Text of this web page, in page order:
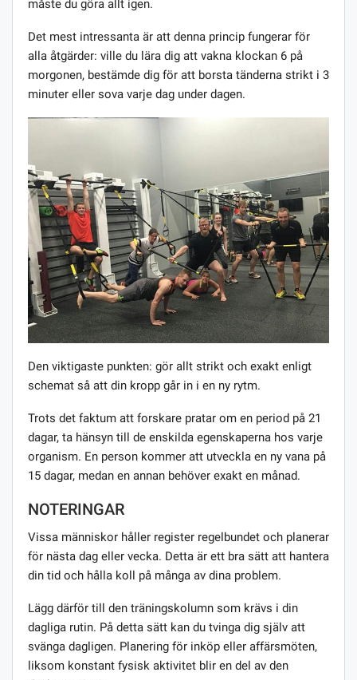
måste du göra allt igen.
Det mest intressanta är att denna princip fungerar för
alla åtgärder: ville du lära dig att vakna klockan 6 på
morgonen, bestämde dig för att borsta tänderna strikt i 3
minuter eller sova varje dag under dagen.
Den viktigaste punkten: gör allt strikt och exakt enligt
schemat så att din kropp går in i en ny rytm.
Trots det faktum att forskare pratar om en period på 21
dagar, ta hänsyn till de enskilda egenskaperna hos varje
organism. En person kommer att utveckla en ny vana på
15 dagar, medan en annan behöver exakt en månad.
NOTERINGAR
Vissa människor håller register regelbundet och planerar
för nästa dag eller vecka. Detta är ett bra sätt att hantera
din tid och hålla koll på många av dina problem.
Lägg därför till den träningskolumn som krävs i din
dagliga rutin. På detta sätt kan du tvinga dig själv att
svänga dagligen. Planering för inköp eller affärsmöten,
liksom konstant fysisk aktivitet blir en del av den